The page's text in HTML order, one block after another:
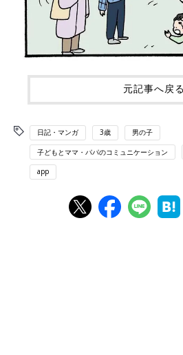
元記事へ戻る
日記・マンガ 3歳 男の子
子どもとママ・パパのコミュニケーション
app